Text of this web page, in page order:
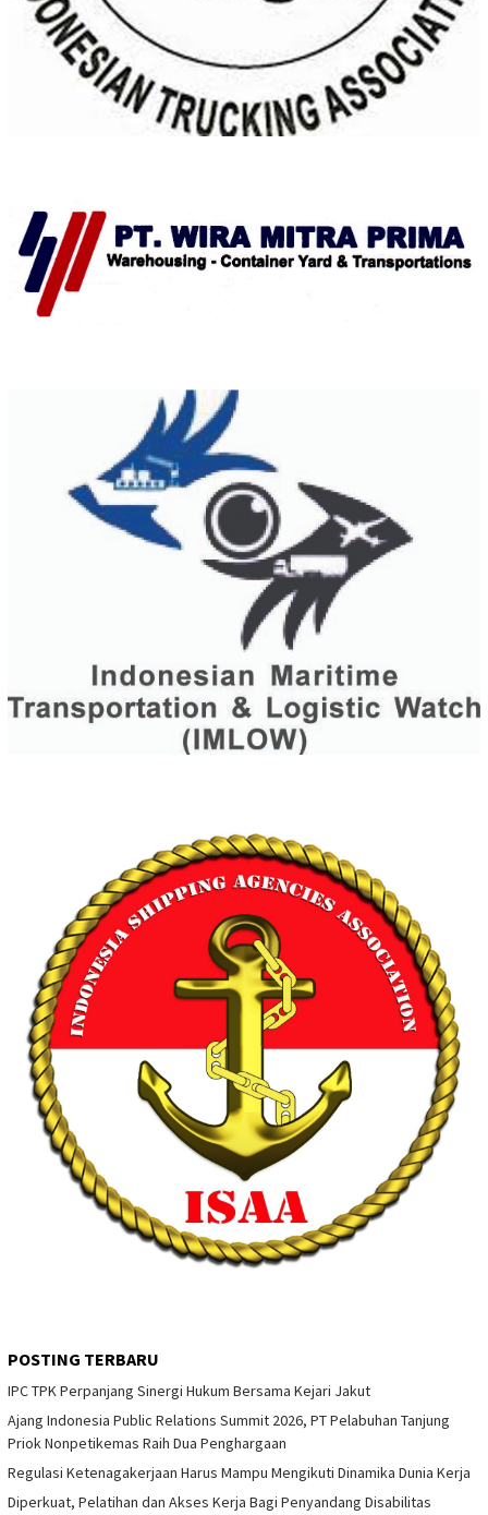
POSTING TERBARU
IPC TPK Perpanjang Sinergi Hukum Bersama Kejari Jakut
Ajang Indonesia Public Relations Summit 2026, PT Pelabuhan Tanjung
Priok Nonpetikemas Raih Dua Penghargaan
Regulasi Ketenagakerjaan Harus Mampu Mengikuti Dinamika Dunia Kerja
Diperkuat, Pelatihan dan Akses Kerja Bagi Penyandang Disabilitas